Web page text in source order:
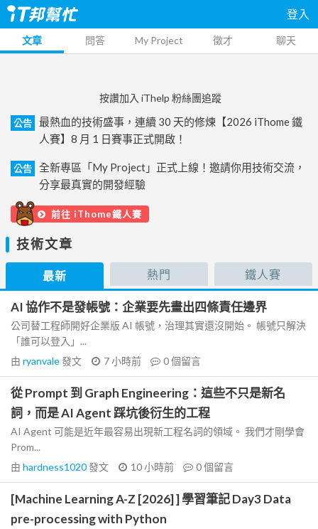
登入
文章 問答 My Project 徵才 聊天
按讚加入 iThelp 粉絲團追蹤
公告
最熱血的技術盛事，連續 30 天的修煉【2026 iThome 鐵
人賽】8 月 1 日賽事正式開啟！
公告
全新專區「My Project」正式上線！邀請你用技術交流，
分享最真實的開發經驗
前往 iThome鐵人賽
技術文章
最新 熱門 鐵人賽
AI 協作不是發帳號：企業要先畫出四條責任邊界
公司替工程師開好企業版 AI 帳號，治理其實還沒開始。 帳號只解決
「誰可以登入」...
由 ryanvale發文 7 小時前 0個留言
從 Prompt 到 Graph Engineering：這些不只是新名
詞，而是 AI Agent 踩坑後衍生的工程
AI Agent 可能是近年最容易出現新工程名詞的領域。 我們才剛學會
Prom...
由 hardness1020發文 10 小時前 0個留言
[Machine Learning A-Z [2026] ] 學習筆記 Day3 Data
pre-processing with Python